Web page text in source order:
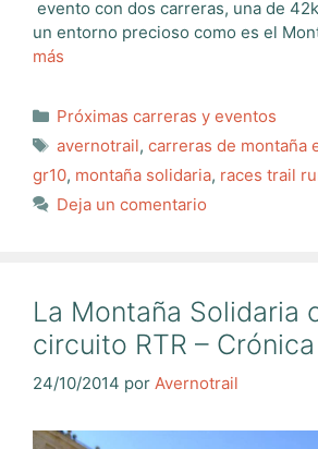
evento con dos carreras, una de
un entorno precioso como es el
más
Categorías
Próximas carreras y eventos
Etiquetas
avernotrail, carreras de montaña
gr10, montaña solidaria, races trail
Deja un comentario
La Montaña Solidaria
circuito RTR – Crónica
24/10/2014 por Avernotrail